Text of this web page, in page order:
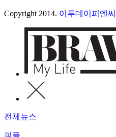
Copyright 2014. 이투데이피엔씨
전체뉴스